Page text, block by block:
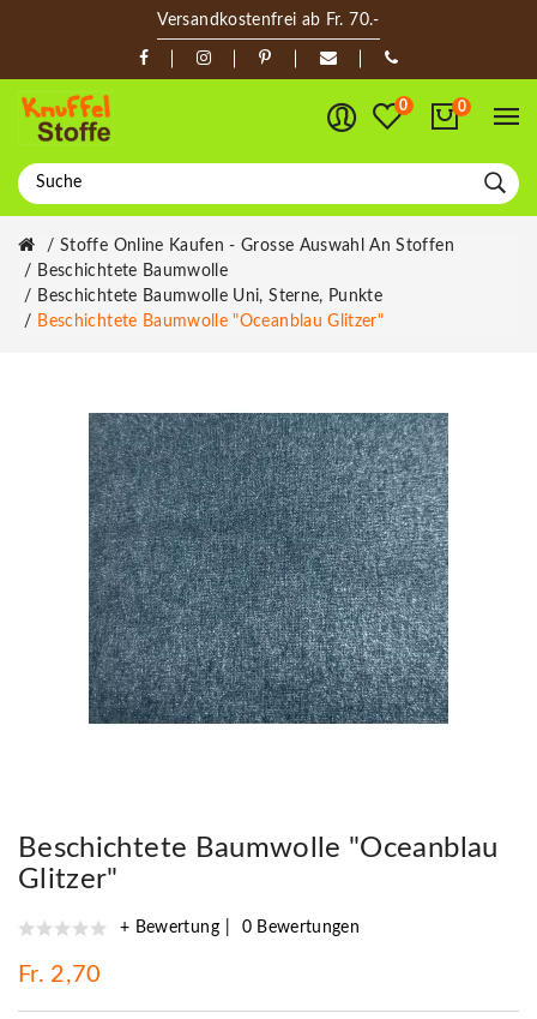
Versandkostenfrei ab Fr. 70.-
0 0
Stoffe Online Kaufen - Grosse Auswahl An Stoffen
Beschichtete Baumwolle
Beschichtete Baumwolle Uni, Sterne, Punkte
Beschichtete Baumwolle "Oceanblau Glitzer"
Beschichtete Baumwolle "Oceanblau
Glitzer"
+ Bewertung 0 Bewertungen
Fr. 2,70